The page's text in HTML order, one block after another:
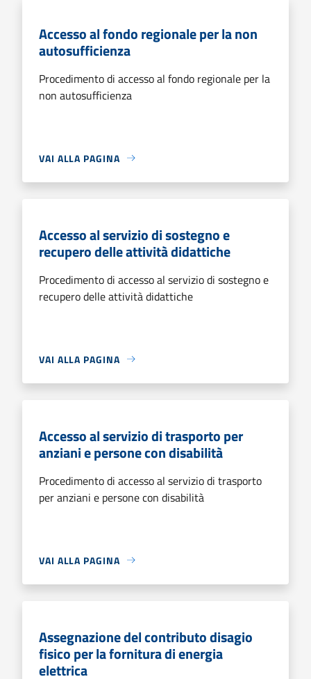
Accesso al fondo regionale per la non
autosufficienza
Procedimento di accesso al fondo regionale per la
non autosufficienza
VAI ALLA PAGINA
Accesso al servizio di sostegno e
recupero delle attività didattiche
Procedimento di accesso al servizio di sostegno e
recupero delle attività didattiche
VAI ALLA PAGINA
Accesso al servizio di trasporto per
anziani e persone con disabilità
Procedimento di accesso al servizio di trasporto
per anziani e persone con disabilità
VAI ALLA PAGINA
Assegnazione del contributo disagio
fisico per la fornitura di energia
elettrica